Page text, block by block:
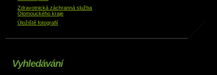
Zdravotnická záchranná služba
Olomouckého kraje
Úložiště fotografií
Vyhledávání